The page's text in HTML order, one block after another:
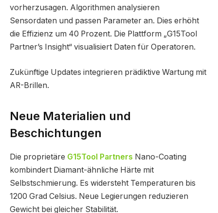
vorherzusagen. Algorithmen analysieren
Sensordaten und passen Parameter an. Dies erhöht
die Effizienz um 40 Prozent. Die Plattform „G15Tool
Partner’s Insight“ visualisiert Daten für Operatoren.
Zukünftige Updates integrieren prädiktive Wartung mit
AR-Brillen.
Neue Materialien und
Beschichtungen
Die proprietäre G15Tool Partners Nano-Coating
kombindert Diamant-ähnliche Härte mit
Selbstschmierung. Es widersteht Temperaturen bis
1200 Grad Celsius. Neue Legierungen reduzieren
Gewicht bei gleicher Stabilität.